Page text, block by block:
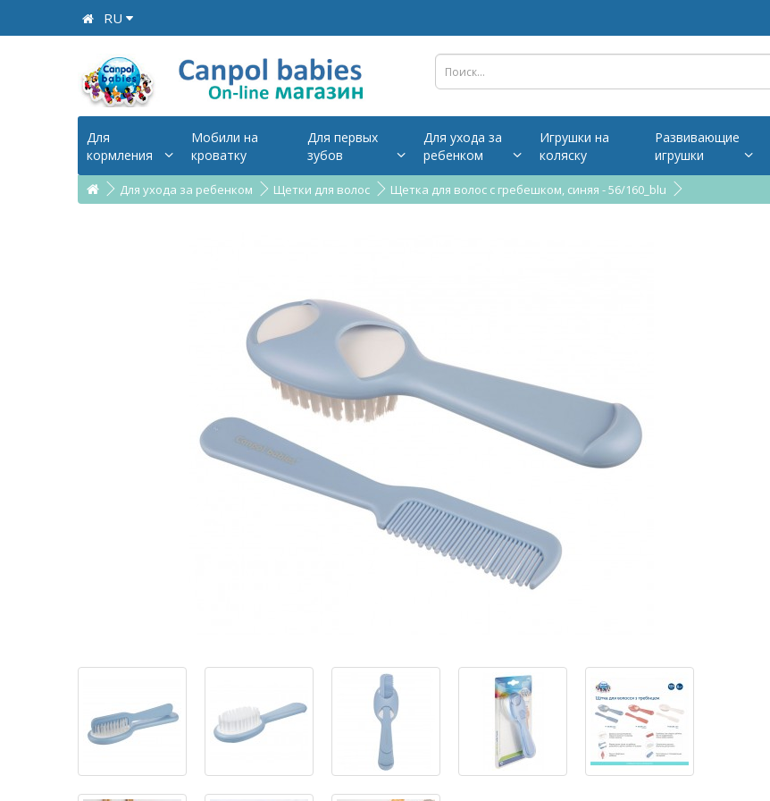
RU
Для
кормления
Мобили на
кроватку
Для первых
зубов
Для ухода за
ребенком
Игрушки на
коляску
Развивающие
игрушки
Для ухода за ребенком Щетки для волос Щетка для волос с гребешком, синяя - 56/160_blu